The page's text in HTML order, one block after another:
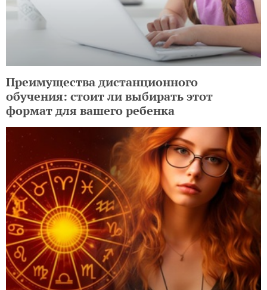
РАДИО
Loading...
ЕЩЕ НА TOCHKA.NET